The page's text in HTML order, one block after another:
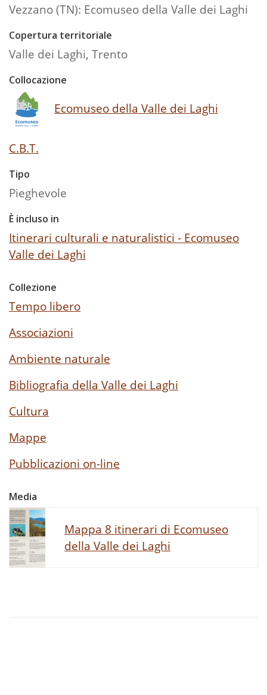
Vezzano (TN): Ecomuseo della Valle dei Laghi
Copertura territoriale
Valle dei Laghi, Trento
Collocazione
Ecomuseo della Valle dei Laghi
C.B.T.
Tipo
Pieghevole
È incluso in
Itinerari culturali e naturalistici - Ecomuseo
Valle dei Laghi
Collezione
Tempo libero
Associazioni
Ambiente naturale
Bibliografia della Valle dei Laghi
Cultura
Mappe
Pubblicazioni on-line
Media
Mappa 8 itinerari di Ecomuseo
della Valle dei Laghi